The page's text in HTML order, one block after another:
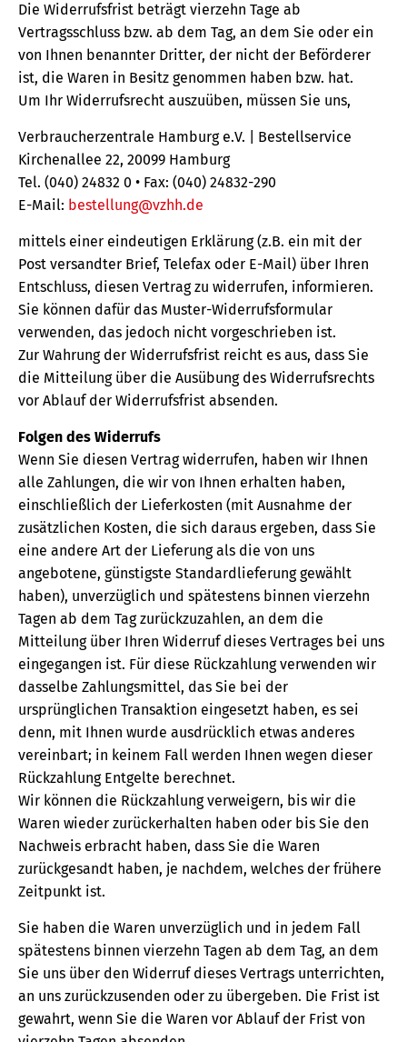
Die Widerrufsfrist beträgt vierzehn Tage ab
Vertragsschluss bzw. ab dem Tag, an dem Sie oder ein
von Ihnen benannter Dritter, der nicht der Beförderer
ist, die Waren in Besitz genommen haben bzw. hat.
Um Ihr Widerrufsrecht auszuüben, müssen Sie uns,
Verbraucherzentrale Hamburg e.V. | Bestellservice
Kirchenallee 22, 20099 Hamburg
Tel. (040) 24832 0 • Fax: (040) 24832-290
E-Mail: bestellung@vzhh.de
mittels einer eindeutigen Erklärung (z.B. ein mit der
Post versandter Brief, Telefax oder E-Mail) über Ihren
Entschluss, diesen Vertrag zu widerrufen, informieren.
Sie können dafür das Muster-Widerrufsformular
verwenden, das jedoch nicht vorgeschrieben ist.
Zur Wahrung der Widerrufsfrist reicht es aus, dass Sie
die Mitteilung über die Ausübung des Widerrufsrechts
vor Ablauf der Widerrufsfrist absenden.
Folgen des Widerrufs
Wenn Sie diesen Vertrag widerrufen, haben wir Ihnen
alle Zahlungen, die wir von Ihnen erhalten haben,
einschließlich der Lieferkosten (mit Ausnahme der
zusätzlichen Kosten, die sich daraus ergeben, dass Sie
eine andere Art der Lieferung als die von uns
angebotene, günstigste Standardlieferung gewählt
haben), unverzüglich und spätestens binnen vierzehn
Tagen ab dem Tag zurückzuzahlen, an dem die
Mitteilung über Ihren Widerruf dieses Vertrages bei uns
eingegangen ist. Für diese Rückzahlung verwenden wir
dasselbe Zahlungsmittel, das Sie bei der
ursprünglichen Transaktion eingesetzt haben, es sei
denn, mit Ihnen wurde ausdrücklich etwas anderes
vereinbart; in keinem Fall werden Ihnen wegen dieser
Rückzahlung Entgelte berechnet.
Wir können die Rückzahlung verweigern, bis wir die
Waren wieder zurückerhalten haben oder bis Sie den
Nachweis erbracht haben, dass Sie die Waren
zurückgesandt haben, je nachdem, welches der frühere
Zeitpunkt ist.
Sie haben die Waren unverzüglich und in jedem Fall
spätestens binnen vierzehn Tagen ab dem Tag, an dem
Sie uns über den Widerruf dieses Vertrags unterrichten,
an uns zurückzusenden oder zu übergeben. Die Frist ist
gewahrt, wenn Sie die Waren vor Ablauf der Frist von